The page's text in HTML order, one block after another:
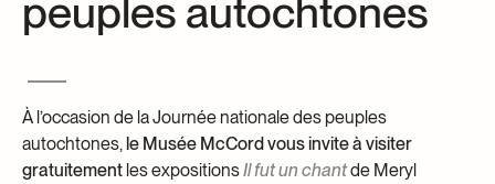
Centre d’archives et de documentation
Devenir Membre
Devenir bénévole
peuples autochtones
À l’occasion de la Journée nationale des peuples
autochtones,le Musée McCord vous invite à visiter
gratuitement les expositionsIl fut un chantde Meryl